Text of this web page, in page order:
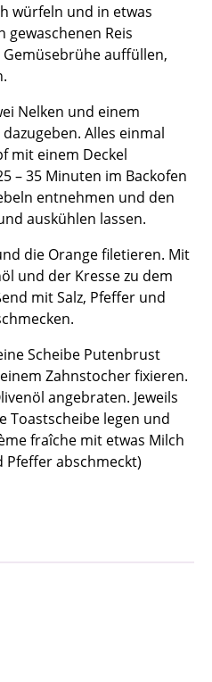
würfeln und in etwas
gewaschenen Reis
auffüllen,
Nelken und einem
Alles einmal
mit einem Deckel
– 35 Minuten im Backofen
entnehmen und den
auskühlen lassen.
die Orange filetieren. Mit
und der Kresse zu dem
mit Salz, Pfeffer und
Scheibe Putenbrust
Zahnstocher fixieren.
angebraten. Jeweils
Toastscheibe legen und
fraîche mit etwas Milch
abschmeckt)